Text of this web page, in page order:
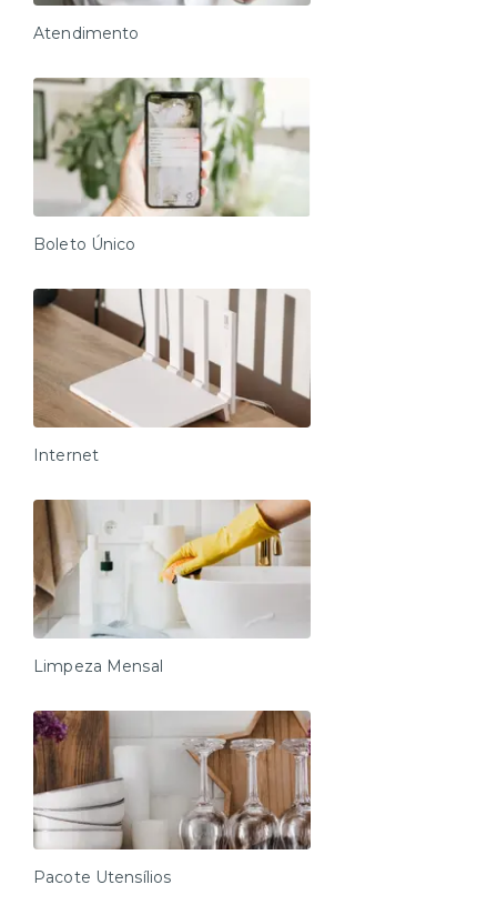
Atendimento
Boleto Único
Internet
Limpeza Mensal
Pacote Utensílios